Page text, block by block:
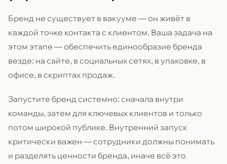
Бренд не существует в вакууме — он живёт в
каждой точке контакта с клиентом. Ваша задача на
этом этапе — обеспечить единообразие бренда
везде: на сайте, в социальных сетях, в упаковке, в
офисе, в скриптах продаж.
Запустите бренд системно: сначала внутри
команды, затем для ключевых клиентов и только
потом широкой публике. Внутренний запуск
критически важен — сотрудники должны понимать
и разделять ценности бренда, иначе всё это